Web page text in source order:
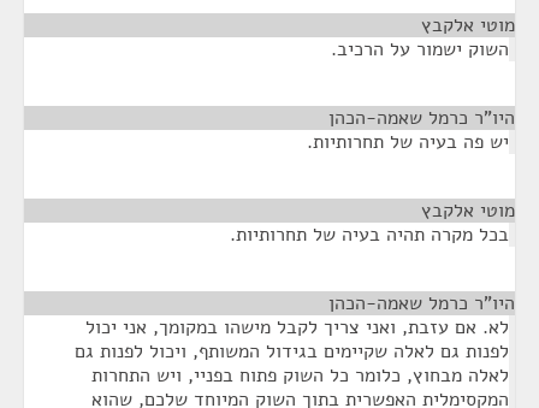
מוטי אלקבץ
השוק ישמור על הרכיב.
היו"ר כרמל שאמה-הכהן
יש פה בעיה של תחרותיות.
מוטי אלקבץ
בכל מקרה תהיה בעיה של תחרותיות.
היו"ר כרמל שאמה-הכהן
לא. אם עזבת, ואני צריך לקבל מישהו במקומך, אני יכול
לפנות גם לאלה שקיימים בגידול המשותף, ויכול לפנות גם
לאלה מבחוץ, כלומר כל השוק פתוח בפניי, ויש התחרות
המקסימלית האפשרית בתוך השוק המיוחד שלכם, שהוא